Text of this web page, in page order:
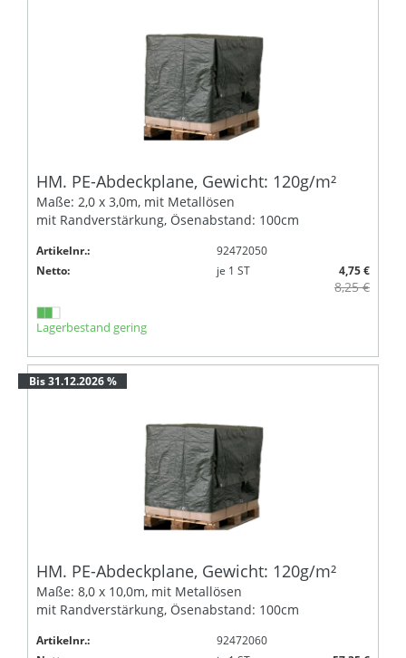
HM. PE-Abdeckplane, Gewicht: 120g/m²
Maße: 2,0 x 3,0m, mit Metallösen
mit Randverstärkung, Ösenabstand: 100cm
Artikelnr.:
92472050
Netto:
je 1 ST 4,75 €
8,25 €
Lagerbestand gering
Bis 31.12.2026 %
HM. PE-Abdeckplane, Gewicht: 120g/m²
Maße: 8,0 x 10,0m, mit Metallösen
mit Randverstärkung, Ösenabstand: 100cm
Artikelnr.:
92472060